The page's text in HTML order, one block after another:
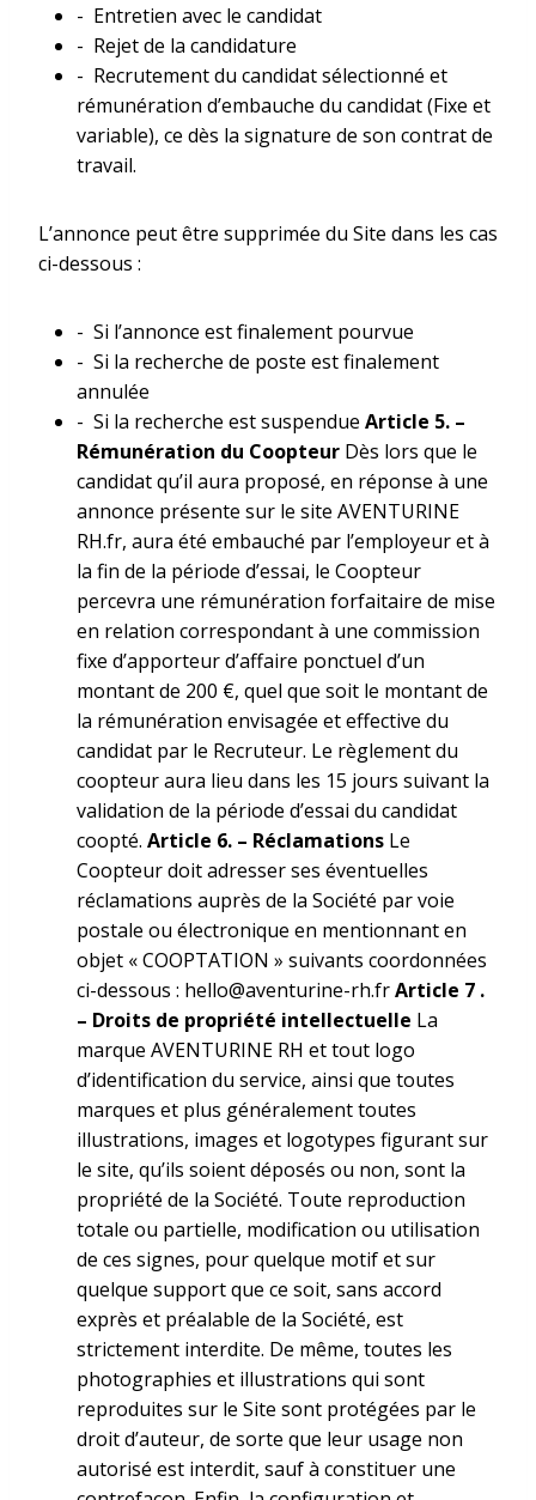
-­­ Entretien avec le candidat
-­­ Rejet de la candidature
-­­ Recrutement du candidat sélectionné et
rémunération d’embauche du candidat (Fixe et
variable), ce dès la signature de son contrat de
travail.
L’annonce peut être supprimée du Site dans les cas
ci-­dessous :
-­­ Si l’annonce est finalement pourvue
-­­ Si la recherche de poste est finalement
annulée
-­­ Si la recherche est suspendue Article 5. –
Rémunération du Coopteur Dès lors que le
candidat qu’il aura proposé, en réponse à une
annonce présente sur le site AVENTURINE
RH.fr, aura été embauché par l’employeur et à
la fin de la période d’essai, le Coopteur
percevra une rémunération forfaitaire de mise
en relation correspondant à une commission
fixe d’apporteur d’affaire ponctuel d’un
montant de 200 €, quel que soit le montant de
la rémunération envisagée et effective du
candidat par le Recruteur. Le règlement du
coopteur aura lieu dans les 15 jours suivant la
validation de la période d’essai du candidat
coopté. Article 6. – Réclamations Le
Coopteur doit adresser ses éventuelles
réclamations auprès de la Société par voie
postale ou électronique en mentionnant en
objet « COOPTATION » suivants coordonnées
ci-­dessous : hello@aventurine-rh.frArticle 7 .
– Droits de propriété intellectuelle La
marque AVENTURINE RH et tout logo
d’identification du service, ainsi que toutes
marques et plus généralement toutes
illustrations, images et logotypes figurant sur
le site, qu’ils soient déposés ou non, sont la
propriété de la Société. Toute reproduction
totale ou partielle, modification ou utilisation
de ces signes, pour quelque motif et sur
quelque support que ce soit, sans accord
exprès et préalable de la Société, est
strictement interdite. De même, toutes les
photographies et illustrations qui sont
reproduites sur le Site sont protégées par le
droit d’auteur, de sorte que leur usage non
autorisé est interdit, sauf à constituer une